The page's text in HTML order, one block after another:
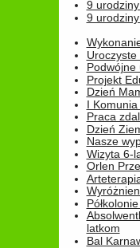
9
9
Podwójne
Projekt
Dzień
I
Praca
Dzień
Nasze
Wizyta 6-
Orlen
latkom
Bal